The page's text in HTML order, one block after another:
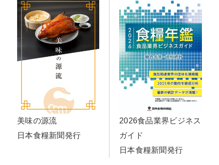
美味の源流
日本食糧新聞発行
2026食品業界ビジネス
ガイド
日本食糧新聞発行